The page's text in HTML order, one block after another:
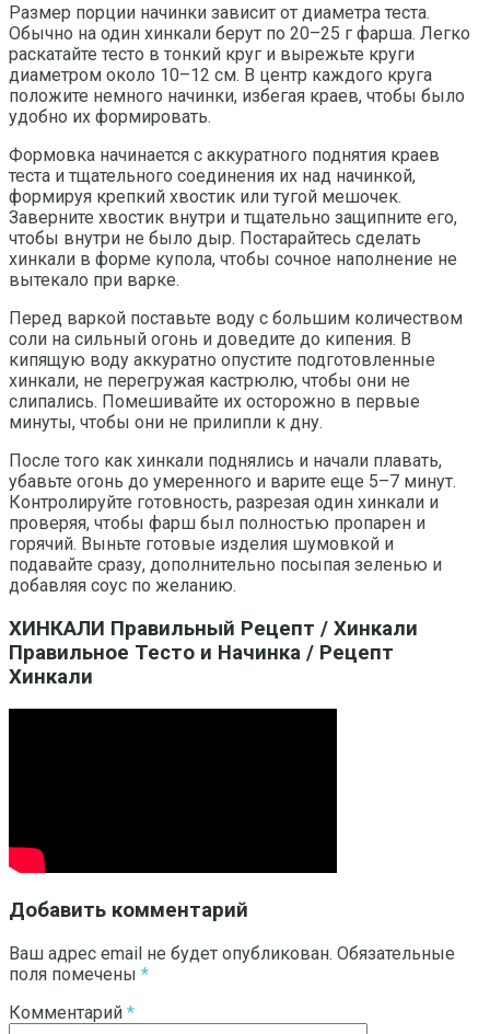
Размер порции начинки зависит от диаметра теста.
Обычно на один хинкали берут по 20–25 г фарша. Легко
раскатайте тесто в тонкий круг и вырежьте круги
диаметром около 10–12 см. В центр каждого круга
положите немного начинки, избегая краев, чтобы было
удобно их формировать.
Формовка начинается с аккуратного поднятия краев
теста и тщательного соединения их над начинкой,
формируя крепкий хвостик или тугой мешочек.
Заверните хвостик внутри и тщательно защипните его,
чтобы внутри не было дыр. Постарайтесь сделать
хинкали в форме купола, чтобы сочное наполнение не
вытекало при варке.
Перед варкой поставьте воду с большим количеством
соли на сильный огонь и доведите до кипения. В
кипящую воду аккуратно опустите подготовленные
хинкали, не перегружая кастрюлю, чтобы они не
слипались. Помешивайте их осторожно в первые
минуты, чтобы они не прилипли к дну.
После того как хинкали поднялись и начали плавать,
убавьте огонь до умеренного и варите еще 5–7 минут.
Контролируйте готовность, разрезая один хинкали и
проверяя, чтобы фарш был полностью пропарен и
горячий. Выньте готовые изделия шумовкой и
подавайте сразу, дополнительно посыпая зеленью и
добавляя соус по желанию.
ХИНКАЛИ Правильный Рецепт / Хинкали
Правильное Тесто и Начинка / Рецепт
Хинкали
Добавить комментарий
Ваш адрес email не будет опубликован. Обязательные
поля помечены *
Комментарий *